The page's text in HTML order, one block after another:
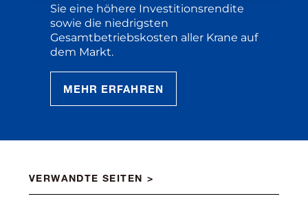
Sie eine höhere Investitionsrendite
sowie die niedrigsten
Gesamtbetriebskosten aller Krane auf
dem Markt.
MEHR ERFAHREN
VERWANDTE SEITEN